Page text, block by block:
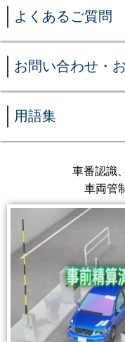
よくあるご質問
お問い合わせ・
用語集
車番認識
車両管